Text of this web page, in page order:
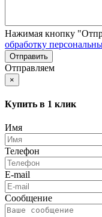
Нажимая кнопку
обработку
Отправляем
×
Купить в 1 клик
Имя
Телефон
E-mail
Сообщение